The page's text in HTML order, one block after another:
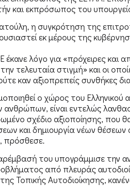
και εκπρόσωπος του
η συγκρότηση της
εκ μέρους της
λόγο για «πρόχειρες και
τελευταία στιγμή» και οι
καν αξιοπρεπείς συνθήκες
ο χώρος του Ελληνικού
είναι εντελώς
σχέδιο αξιοποίησης, που
και δημιουργία νέων
πρόσθεσε.
του υπογράμμισε την
από πλευράς
Τοπικής Αυτοδιοίκησης,